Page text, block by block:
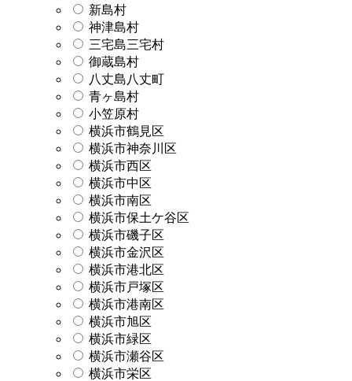
新島村
神津島村
三宅島三宅村
御蔵島村
八丈島八丈町
青ヶ島村
小笠原村
横浜市鶴見区
横浜市神奈川区
横浜市西区
横浜市中区
横浜市南区
横浜市保土ケ谷区
横浜市磯子区
横浜市金沢区
横浜市港北区
横浜市戸塚区
横浜市港南区
横浜市旭区
横浜市緑区
横浜市瀬谷区
横浜市栄区